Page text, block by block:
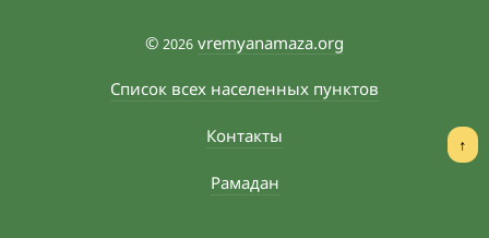
© 2026 vremyanamaza.org
Список всех населенных пунктов
Контакты
Рамадан
↑